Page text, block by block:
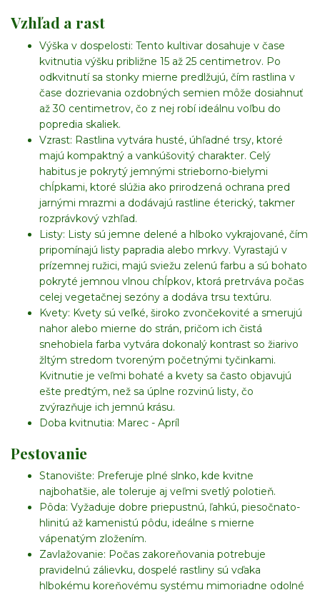
Vzhľad a rast
Výška v dospelosti: Tento kultivar dosahuje v čase
kvitnutia výšku približne 15 až 25 centimetrov. Po
odkvitnutí sa stonky mierne predlžujú, čím rastlina v
čase dozrievania ozdobných semien môže dosiahnuť
až 30 centimetrov, čo z nej robí ideálnu voľbu do
popredia skaliek.
Vzrast: Rastlina vytvára husté, úhľadné trsy, ktoré
majú kompaktný a vankúšovitý charakter. Celý
habitus je pokrytý jemnými strieborno-bielymi
chĺpkami, ktoré slúžia ako prirodzená ochrana pred
jarnými mrazmi a dodávajú rastline éterický, takmer
rozprávkový vzhľad.
Listy: Listy sú jemne delené a hlboko vykrajované, čím
pripomínajú listy papradia alebo mrkvy. Vyrastajú v
prízemnej ružici, majú sviežu zelenú farbu a sú bohato
pokryté jemnou vlnou chĺpkov, ktorá pretrváva počas
celej vegetačnej sezóny a dodáva trsu textúru.
Kvety: Kvety sú veľké, široko zvončekovité a smerujú
nahor alebo mierne do strán, pričom ich čistá
snehobiela farba vytvára dokonalý kontrast so žiarivo
žltým stredom tvoreným početnými tyčinkami.
Kvitnutie je veľmi bohaté a kvety sa často objavujú
ešte predtým, než sa úplne rozvinú listy, čo
zvýrazňuje ich jemnú krásu.
Doba kvitnutia: Marec - Apríl
Pestovanie
Stanovište: Preferuje plné slnko, kde kvitne
najbohatšie, ale toleruje aj veľmi svetlý polotieň.
Pôda: Vyžaduje dobre priepustnú, ľahkú, piesočnato-
hlinitú až kamenistú pôdu, ideálne s mierne
vápenatým zložením.
Zavlažovanie: Počas zakoreňovania potrebuje
pravidelnú zálievku, dospelé rastliny sú vďaka
hlbokému koreňovému systému mimoriadne odolné